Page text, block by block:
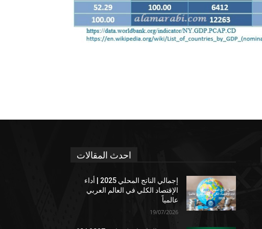
احدث المقالات
إجمالي الناتج المحلي 2025 | أداء
الإقتصاد الكلي في العالم العربي
عالمياً
19/07/2026